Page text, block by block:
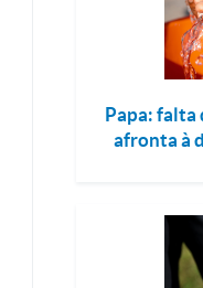
Papa: falta
afronta à